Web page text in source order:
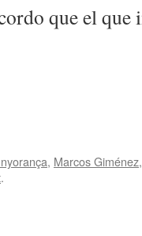
que el
, Marcos Giménez
.